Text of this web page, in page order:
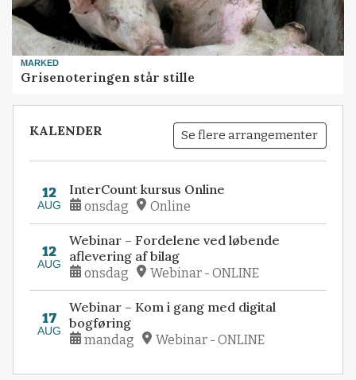
MARKED
Grisenoteringen står stille
KALENDER Se flere arrangementer
12
AUG
InterCount kursus Online
onsdag Online
12
AUG
Webinar – Fordelene ved løbende
aflevering af bilag
onsdag Webinar - ONLINE
17
AUG
Webinar – Kom i gang med digital
bogføring
mandag Webinar - ONLINE